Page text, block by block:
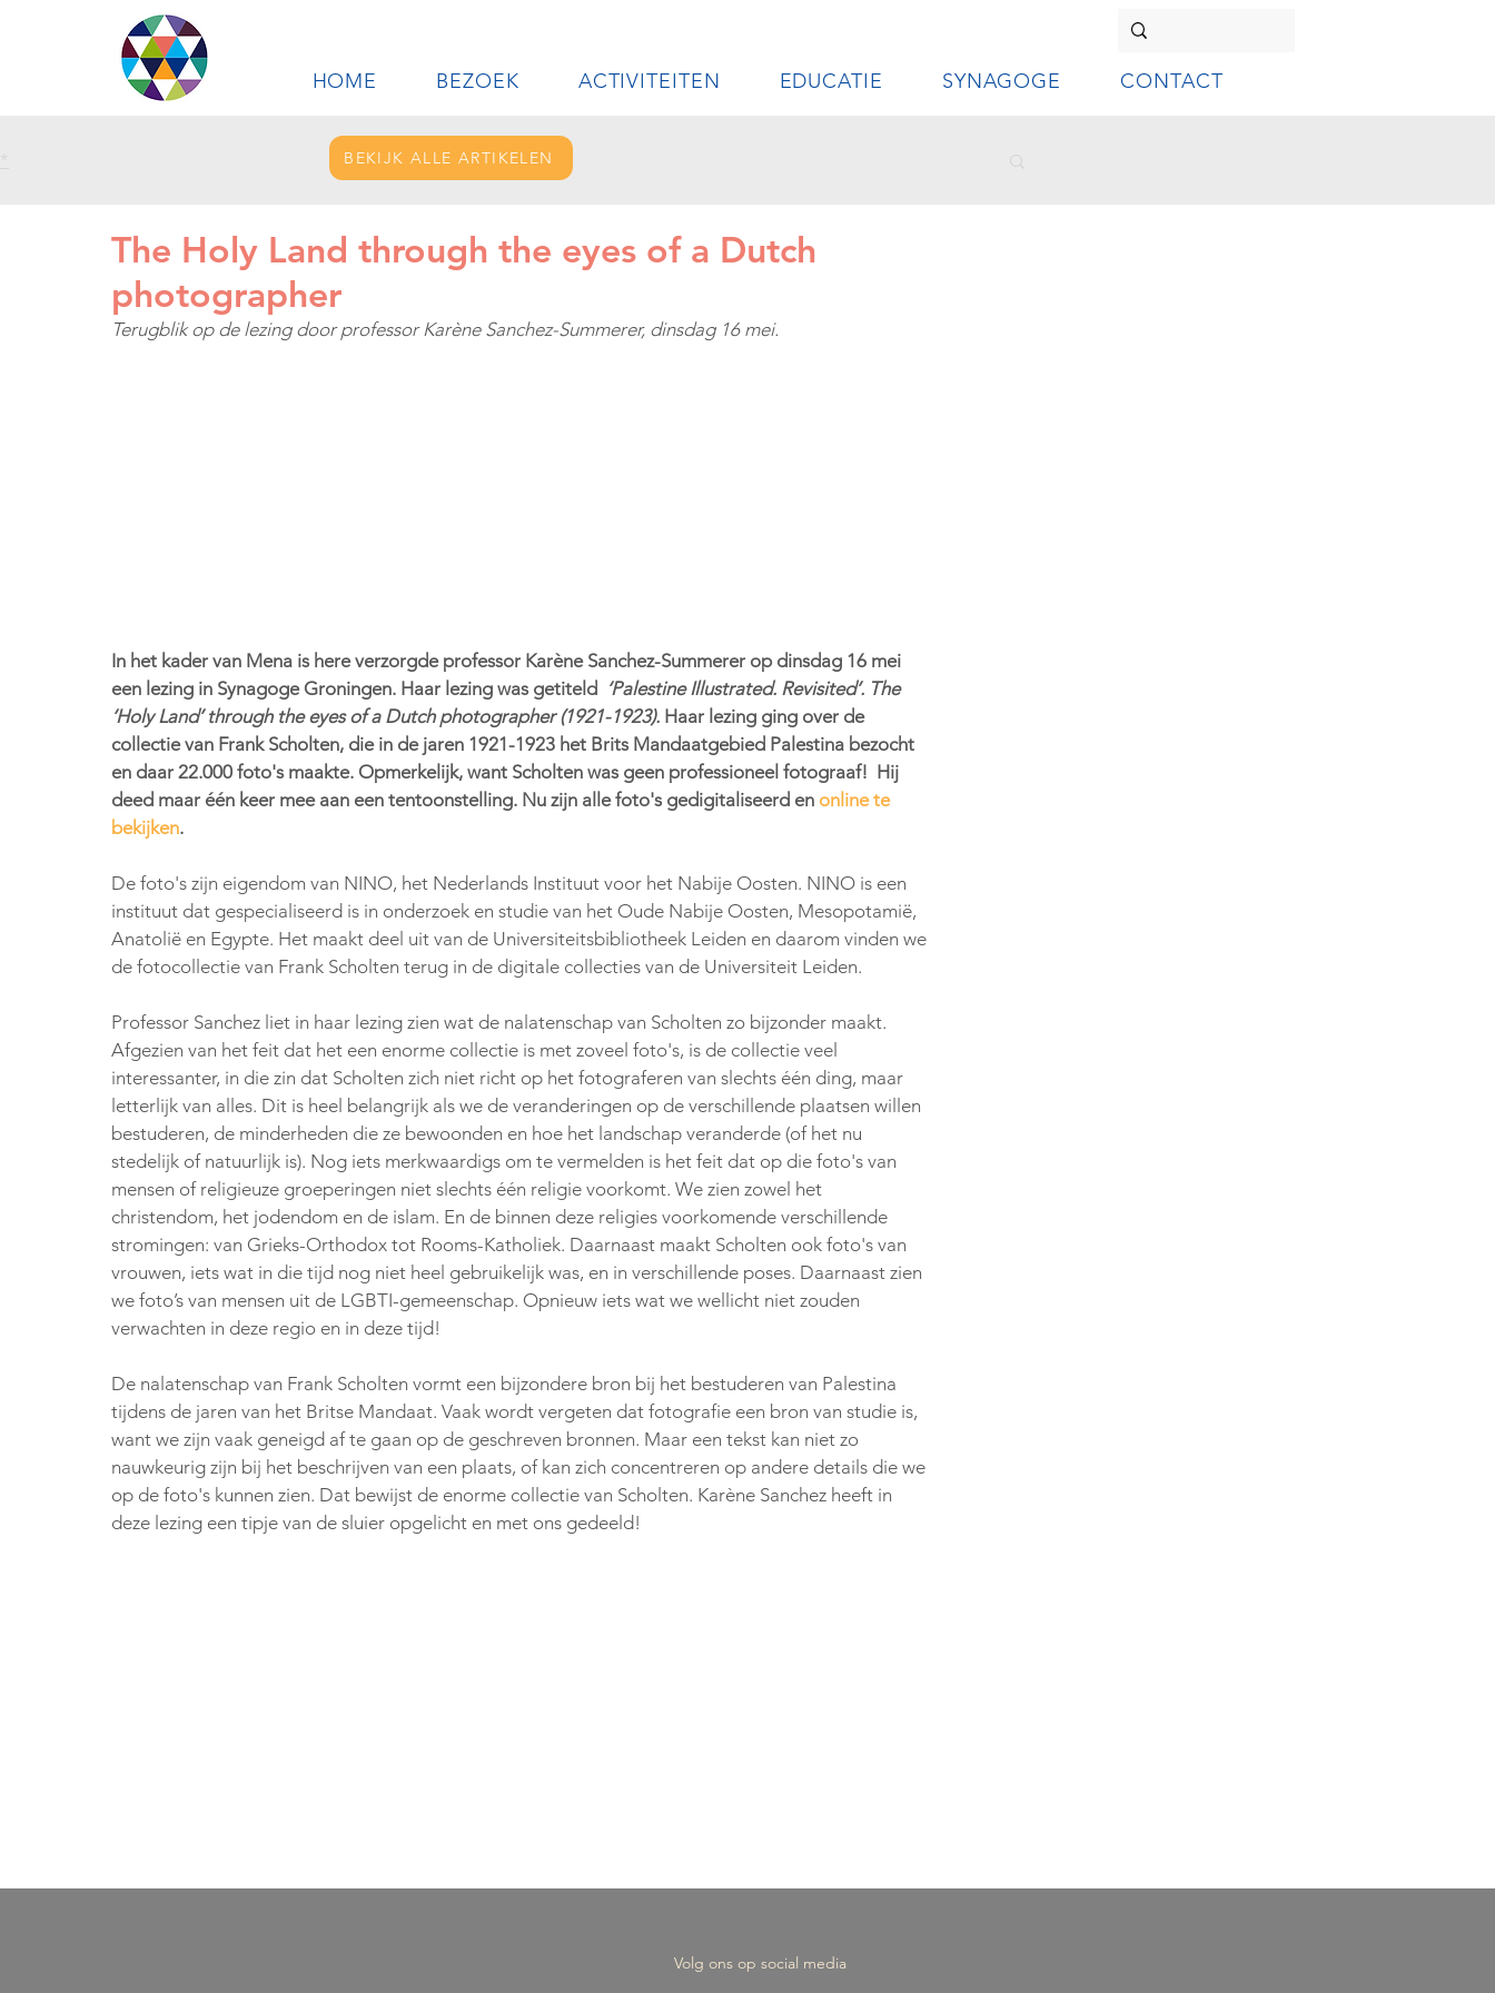
HOME BEZOEK ACTIVITEITEN EDUCATIE SYNAGOGE CONTACT
The Holy Land through the eyes of a Dutch
photographer
Terugblik op de lezing door professor Karène Sanchez-Summerer, dinsdag 16 mei.
In het kader van Mena is here verzorgde professor Karène Sanchez-Summerer op dinsdag 16 mei
een lezing in Synagoge Groningen. Haar lezing was getiteld ‘Palestine Illustrated. Revisited’. The
‘Holy Land’ through the eyes of a Dutch photographer (1921-1923). Haar lezing ging over de
collectie van Frank Scholten, die in de jaren 1921-1923 het Brits Mandaatgebied Palestina bezocht
en daar 22.000 foto's maakte. Opmerkelijk, want Scholten was geen professioneel fotograaf!  Hij
deed maar één keer mee aan een tentoonstelling. Nu zijn alle foto's gedigitaliseerd en online te
bekijken.
De foto's zijn eigendom van NINO, het Nederlands Instituut voor het Nabije Oosten. NINO is een
instituut dat gespecialiseerd is in onderzoek en studie van het Oude Nabije Oosten, Mesopotamië,
Anatolië en Egypte. Het maakt deel uit van de Universiteitsbibliotheek Leiden en daarom vinden we
de fotocollectie van Frank Scholten terug in de digitale collecties van de Universiteit Leiden.
Professor Sanchez liet in haar lezing zien wat de nalatenschap van Scholten zo bijzonder maakt.
Afgezien van het feit dat het een enorme collectie is met zoveel foto's, is de collectie veel
interessanter, in die zin dat Scholten zich niet richt op het fotograferen van slechts één ding, maar
letterlijk van alles. Dit is heel belangrijk als we de veranderingen op de verschillende plaatsen willen
bestuderen, de minderheden die ze bewoonden en hoe het landschap veranderde (of het nu
stedelijk of natuurlijk is). Nog iets merkwaardigs om te vermelden is het feit dat op die foto's van
mensen of religieuze groeperingen niet slechts één religie voorkomt. We zien zowel het
christendom, het jodendom en de islam. En de binnen deze religies voorkomende verschillende
stromingen: van Grieks-Orthodox tot Rooms-Katholiek. Daarnaast maakt Scholten ook foto's van
vrouwen, iets wat in die tijd nog niet heel gebruikelijk was, en in verschillende poses. Daarnaast zien
we foto’s van mensen uit de LGBTI-gemeenschap. Opnieuw iets wat we wellicht niet zouden
verwachten in deze regio en in deze tijd!
De nalatenschap van Frank Scholten vormt een bijzondere bron bij het bestuderen van Palestina
tijdens de jaren van het Britse Mandaat. Vaak wordt vergeten dat fotografie een bron van studie is,
want we zijn vaak geneigd af te gaan op de geschreven bronnen. Maar een tekst kan niet zo
nauwkeurig zijn bij het beschrijven van een plaats, of kan zich concentreren op andere details die we
op de foto's kunnen zien. Dat bewijst de enorme collectie van Scholten. Karène Sanchez heeft in
deze lezing een tipje van de sluier opgelicht en met ons gedeeld!
BEKIJK ALLE ARTIKELEN
Volg ons op social media